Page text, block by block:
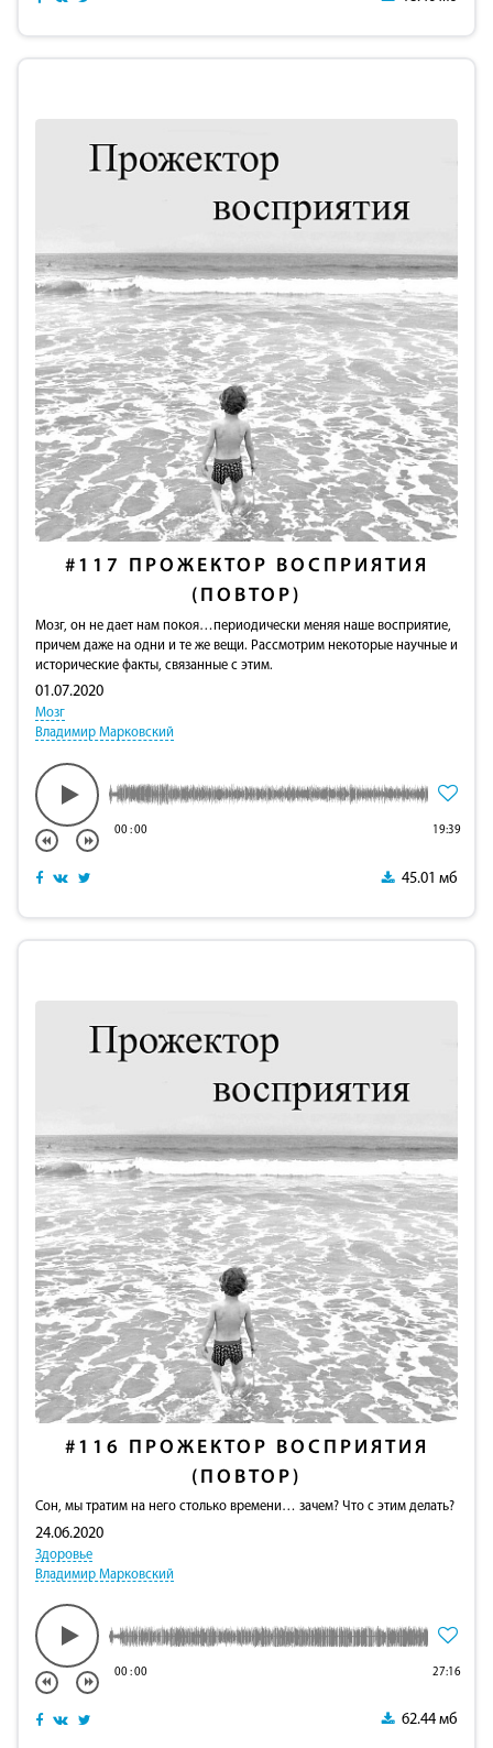
#117 ПРОЖЕКТОР ВОСПРИЯТИЯ
(ПОВТОР)
Мозг, он не дает нам покоя…периодически меняя наше восприятие,
причем даже на одни и те же вещи. Рассмотрим некоторые научные и
исторические факты, связанные с этим.
01.07.2020
Мозг
Владимир Марковский
00:00 19:39
45.01 мб
#116
ПРОЖЕКТОР ВОСПРИЯТИЯ
(ПОВТОР)
Сон, мы тратим на него столько времени… зачем? Что с этим делать?
24.06.2020
Здоровье
Владимир Марковский
00:00 27:16
62.44 мб